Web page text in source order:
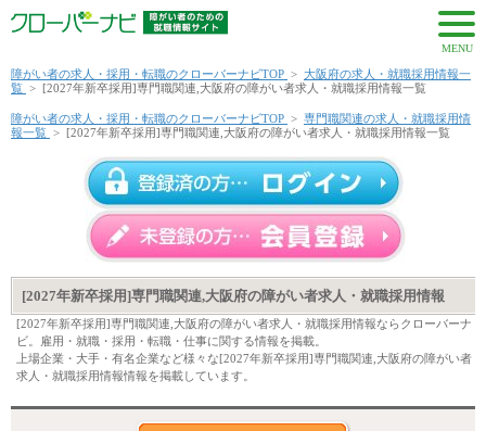
MENU
障がい者の求人・採用・転職のクローバーナビTOP > 大阪府の求人・就職採用情報一
覧 > [2027年新卒採用]専門職関連,大阪府の障がい者求人・就職採用情報一覧
障がい者の求人・採用・転職のクローバーナビTOP > 専門職関連の求人・就職採用情
報一覧 > [2027年新卒採用]専門職関連,大阪府の障がい者求人・就職採用情報一覧
[2027年新卒採用]専門職関連,大阪府の障がい者求人・就職採用情報
[2027年新卒採用]専門職関連,大阪府の障がい者求人・就職採用情報ならクローバーナ
ビ。雇用・就職・採用・転職・仕事に関する情報を掲載。
上場企業・大手・有名企業など様々な[2027年新卒採用]専門職関連,大阪府の障がい者
求人・就職採用情報情報を掲載しています。